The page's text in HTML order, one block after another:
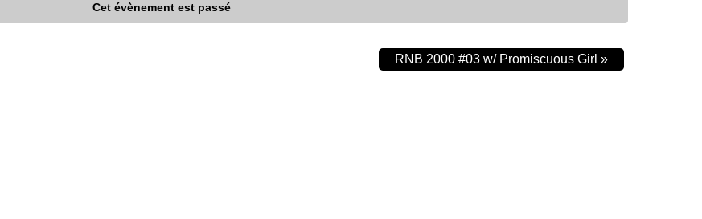
Cet évènement est passé
RNB 2000 #03 w/ Promiscuous Girl »